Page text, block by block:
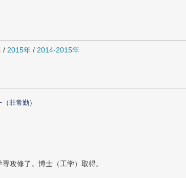
/ 2015年 / 2014-2015年
非常勤）
攻修了。博士（工学）取得。